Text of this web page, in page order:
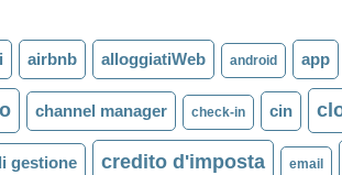
airbnb alloggiatiWeb android app
channel manager check-in cin
gestione credito d'imposta email